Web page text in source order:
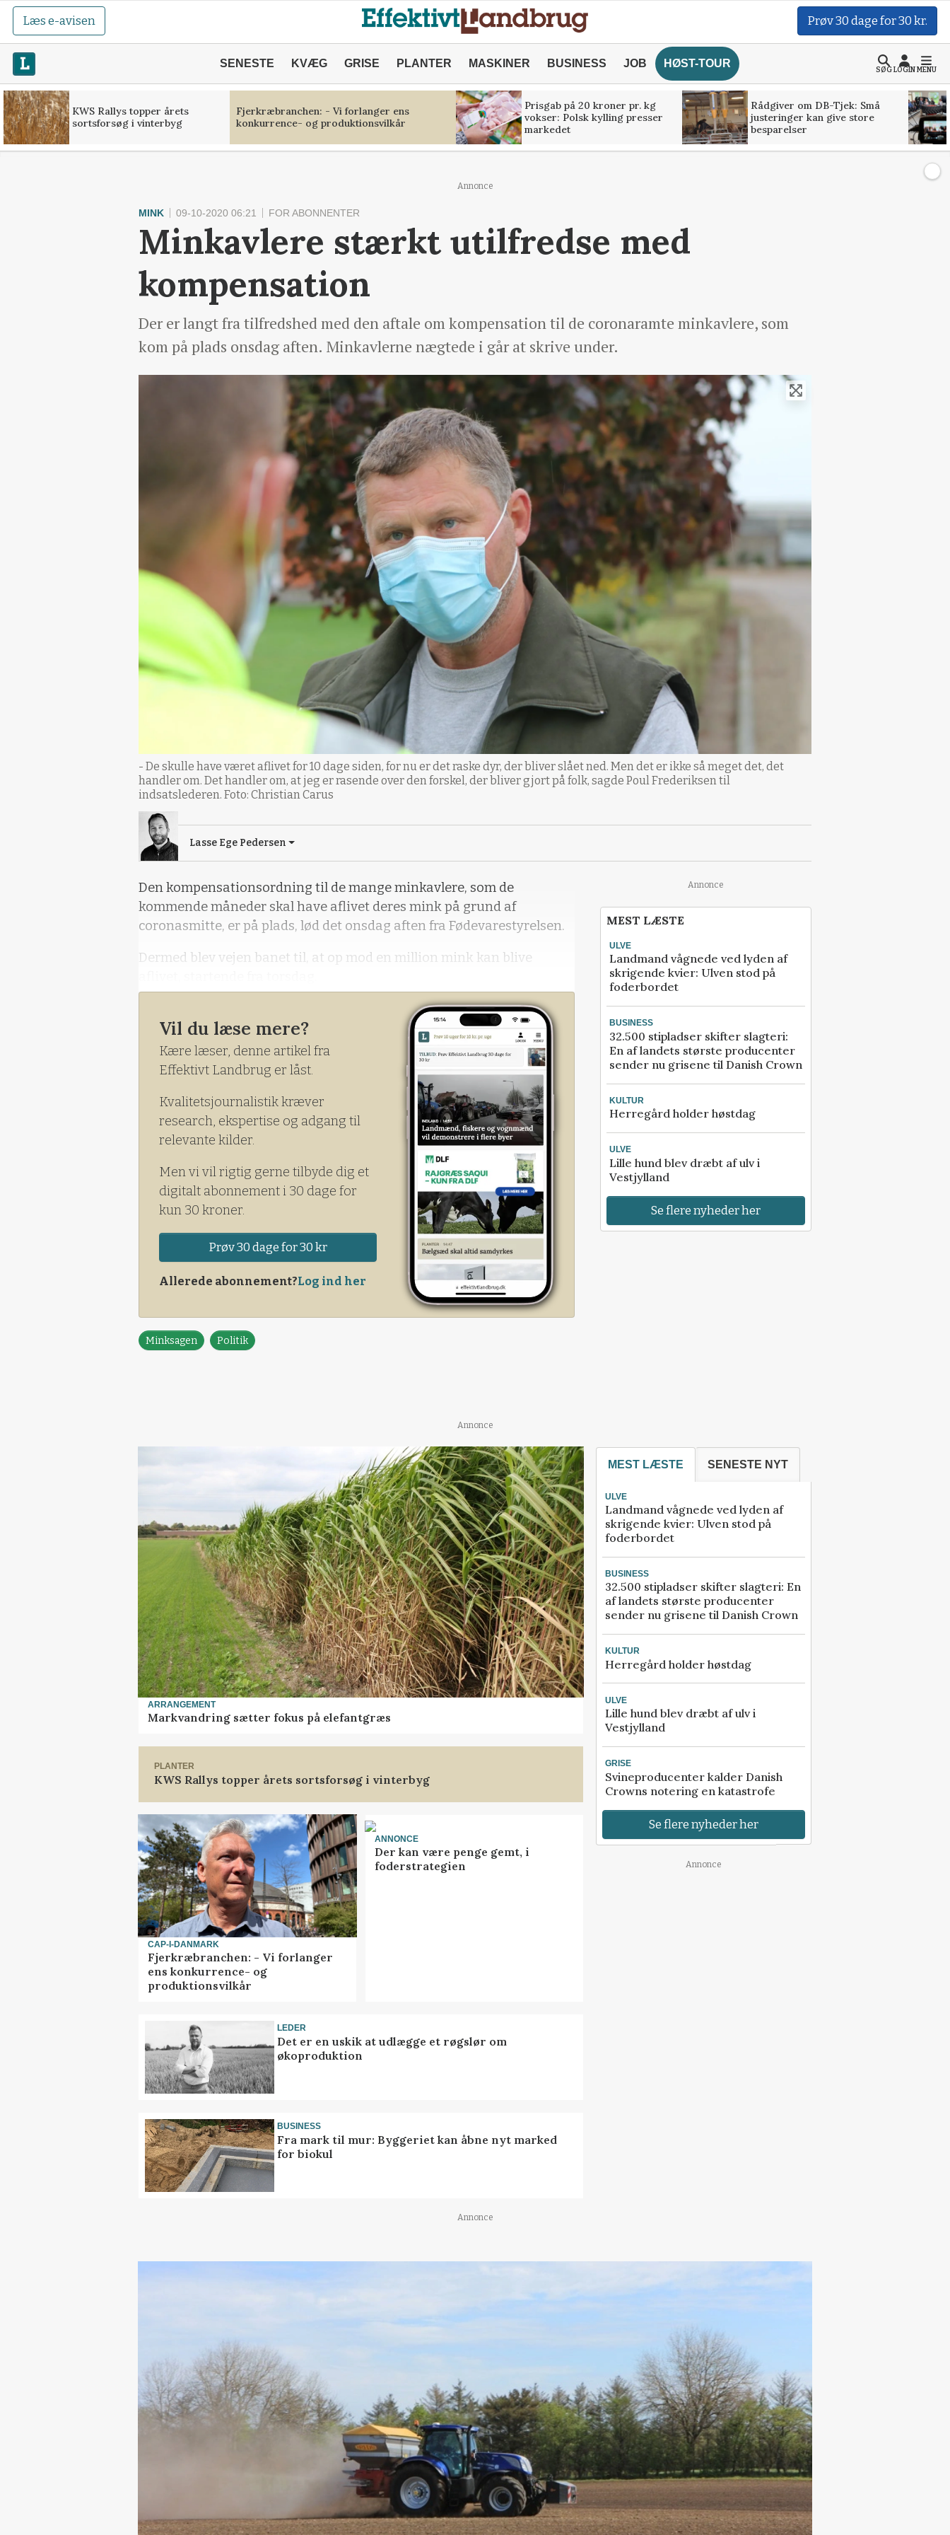
Læs e-avisen Prøv 30 dage for 30 kr.
SENESTE KVÆG GRISE PLANTER MASKINER BUSINESS JOB HØST-TOUR
SØGLOGINMENU
KWS Rallys topper årets
sortsforsøg i vinterbyg
Fjerkræbranchen: - Vi forlanger ens
konkurrence- og produktionsvilkår
Prisgab på 20 kroner pr. kg
vokser: Polsk kylling presser
markedet
Rådgiver om DB-Tjek: Små
justeringer kan give store
besparelser
Annonce
MINK 09-10-2020 06:21 FOR ABONNENTER
Minkavlere stærkt utilfredse med
kompensation
Der er langt fra tilfredshed med den aftale om kompensation til de coronaramte minkavlere, som
kom på plads onsdag aften. Minkavlerne nægtede i går at skrive under.
- De skulle have været aflivet for 10 dage siden, for nu er det raske dyr, der bliver slået ned. Men det er ikke så meget det, det
handler om. Det handler om, at jeg er rasende over den forskel, der bliver gjort på folk, sagde Poul Frederiksen til
indsatslederen. Foto: Christian Carus
Lasse Ege Pedersen
Den kompensationsordning til de mange minkavlere, som de
kommende måneder skal have aflivet deres mink på grund af
coronasmitte, er på plads, lød det onsdag aften fra Fødevarestyrelsen.
Dermed blev vejen banet til, at op mod en million mink kan blive
Omkring 200 mand fra Fødevarestyrelsen, Beredskabsstyrelsen og
politiet er involveret i operationen, der kommer til at strække sig over
flere måneder.
Vil du læse mere?
Kære læser, denne artikel fra
Effektivt Landbrug er låst.
Kvalitetsjournalistik kræver
research, ekspertise og adgang til
relevante kilder.
Men vi vil rigtig gerne tilbyde dig et
digitalt abonnement i 30 dage for
kun 30 kroner.
Prøv 30 dage for 30 kr
Allerede abonnement?Log ind her
Minksagen Politik
Annonce
MEST LÆSTE
ULVE
Landmand vågnede ved lyden af
skrigende kvier: Ulven stod på
foderbordet
BUSINESS
32.500 stipladser skifter slagteri:
En af landets største producenter
sender nu grisene til Danish Crown
KULTUR
Herregård holder høstdag
ULVE
Lille hund blev dræbt af ulv i
Vestjylland
Se flere nyheder her
Annonce
ARRANGEMENT
Markvandring sætter fokus på elefantgræs
PLANTER
KWS Rallys topper årets sortsforsøg i vinterbyg
CAP-I-DANMARK
Fjerkræbranchen: - Vi forlanger
ens konkurrence- og
produktionsvilkår
ANNONCE
Der kan være penge gemt, i
foderstrategien
LEDER
Det er en uskik at udlægge et røgslør om
økoproduktion
BUSINESS
Fra mark til mur: Byggeriet kan åbne nyt marked
for biokul
MEST LÆSTE SENESTE NYT
ULVE
Landmand vågnede ved lyden af
skrigende kvier: Ulven stod på
foderbordet
BUSINESS
32.500 stipladser skifter slagteri: En
af landets største producenter
sender nu grisene til Danish Crown
KULTUR
Herregård holder høstdag
ULVE
Lille hund blev dræbt af ulv i
Vestjylland
GRISE
Svineproducenter kalder Danish
Crowns notering en katastrofe
Se flere nyheder her
Annonce
Annonce